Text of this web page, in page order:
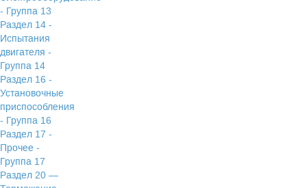
- Группа 13
Раздел 14 -
Испытания
двигателя -
Группа 14
Раздел 16 -
Установочные
приспособления
- Группа 16
Раздел 17 -
Прочее -
Группа 17
Раздел 20 —